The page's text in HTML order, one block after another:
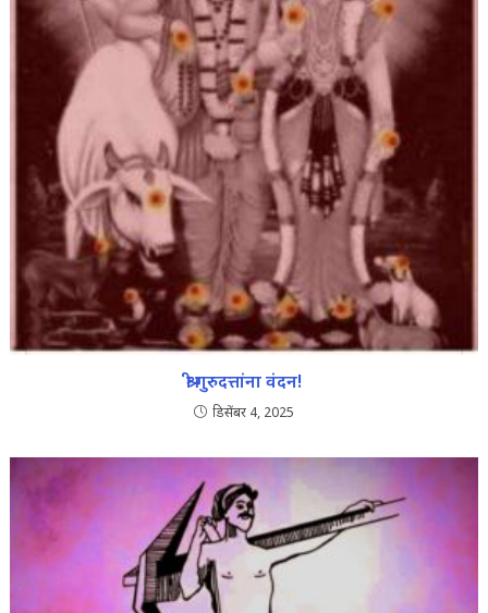
श्री गुरुदत्तांना वंदन!
डिसेंबर 4, 2025